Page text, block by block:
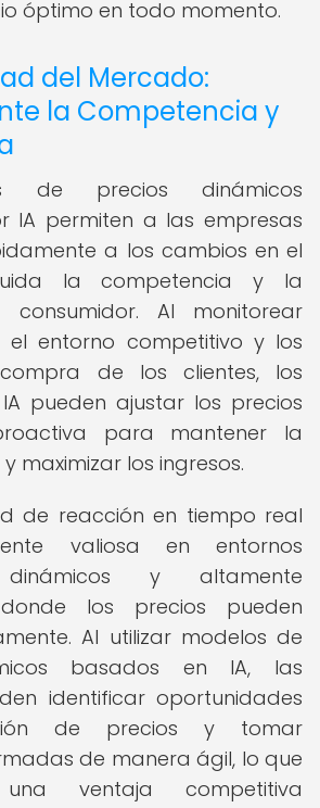
óptimo en todo momento.
del Mercado:
la Competencia y
de precios dinámicos
IA permiten a las empresas
a los cambios en el
la competencia y la
Al monitorear
el entorno competitivo y los
de los clientes, los
pueden ajustar los precios
para mantener la
maximizar los ingresos.
de reacción en tiempo real
valiosa en entornos
dinámicos y altamente
los precios pueden
Al utilizar modelos de
basados en IA, las
identificar oportunidades
de precios y tomar
de manera ágil, lo que
ventaja competitiva